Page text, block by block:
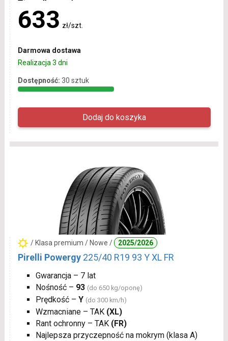
633 zł/szt.
Darmowa dostawa
Realizacja 3 dni
Dostępność: 30 sztuk
/ Klasa premium / Nowe / 2025/2026
Pirelli Powergy 225/40 R19 93 Y XL FR
Gwarancja – 7 lat
Nośność – 93 (do 650 kg/oponę)
Prędkość – Y (do 300 km/h)
Wzmacniane – TAK (XL)
Rant ochronny – TAK (FR)
Najlepsza przyczepność na mokrym (klasa A)